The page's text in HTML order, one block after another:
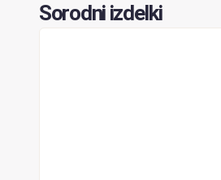
Sorodni izdelki